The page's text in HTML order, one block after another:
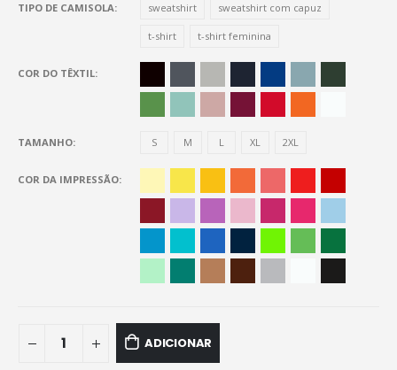
TIPO DE CAMISOLA sweatshirt sweatshirt com capuz
t-shirt t-shirt feminina
COR DO TÊXTIL
TAMANHO S M L XL 2XL
COR DA IMPRESSÃO
ADICIONAR